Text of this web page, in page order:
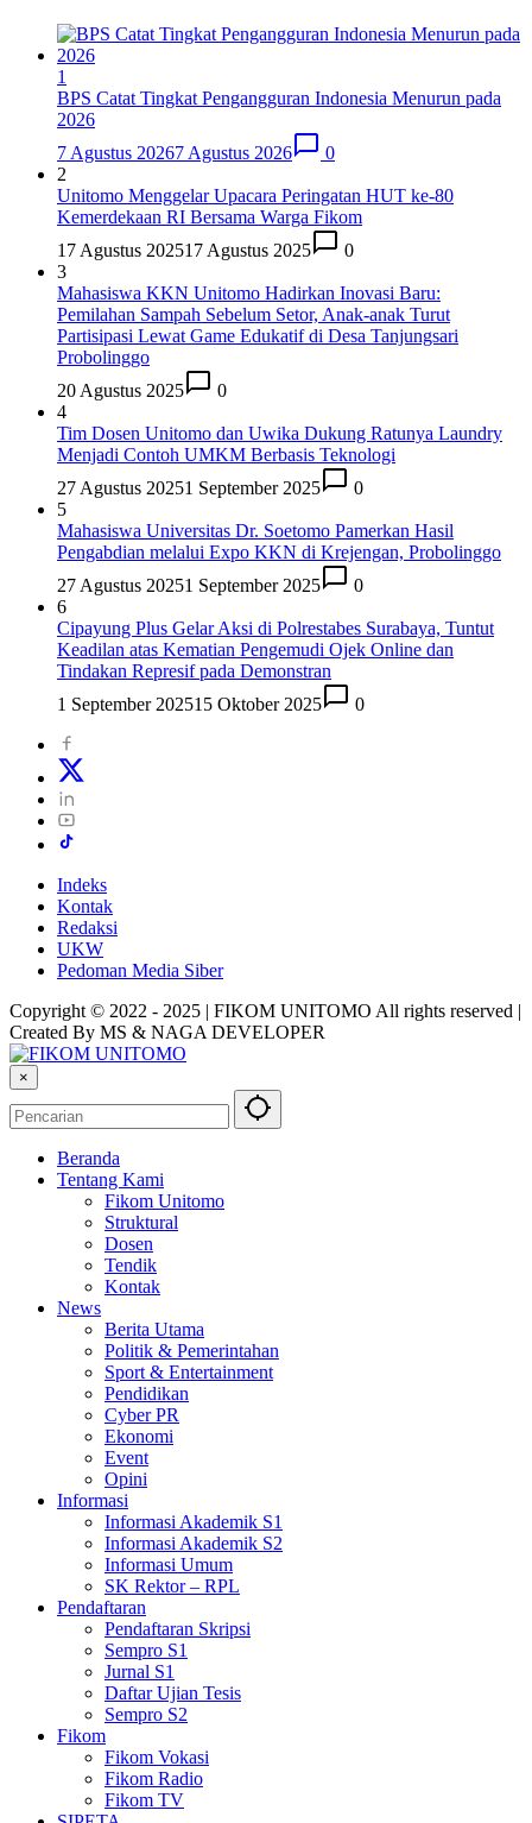
1
BPS Catat Tingkat Pengangguran Indonesia Menurun pada
2026
7 Agustus 20267 Agustus 2026
0
2
Unitomo Menggelar Upacara Peringatan HUT ke-80
Kemerdekaan RI Bersama Warga Fikom
17 Agustus 202517 Agustus 2025
0
3
Mahasiswa KKN Unitomo Hadirkan Inovasi Baru:
Pemilahan Sampah Sebelum Setor, Anak-anak Turut
Partisipasi Lewat Game Edukatif di Desa Tanjungsari
Probolinggo
20 Agustus 2025
0
4
Tim Dosen Unitomo dan Uwika Dukung Ratunya Laundry
Menjadi Contoh UMKM Berbasis Teknologi
27 Agustus 20251 September 2025
0
5
Mahasiswa Universitas Dr. Soetomo Pamerkan Hasil
Pengabdian melalui Expo KKN di Krejengan, Probolinggo
27 Agustus 20251 September 2025
0
6
Cipayung Plus Gelar Aksi di Polrestabes Surabaya, Tuntut
Keadilan atas Kematian Pengemudi Ojek Online dan
Tindakan Represif pada Demonstran
1 September 202515 Oktober 2025 0
Indeks
Kontak
Redaksi
UKW
Pedoman Media Siber
Copyright © 2022 - 2025 | FIKOM UNITOMO All rights reserved |
Created By MS & NAGA DEVELOPER
×
Beranda
Tentang Kami
Fikom Unitomo
Struktural
Dosen
Tendik
Kontak
News
Berita Utama
Politik & Pemerintahan
Sport & Entertainment
Pendidikan
Cyber PR
Ekonomi
Event
Opini
Informasi
Informasi Akademik S1
Informasi Akademik S2
Informasi Umum
SK Rektor – RPL
Pendaftaran
Pendaftaran Skripsi
Sempro S1
Jurnal S1
Daftar Ujian Tesis
Sempro S2
Fikom
Fikom Vokasi
Fikom Radio
Fikom TV